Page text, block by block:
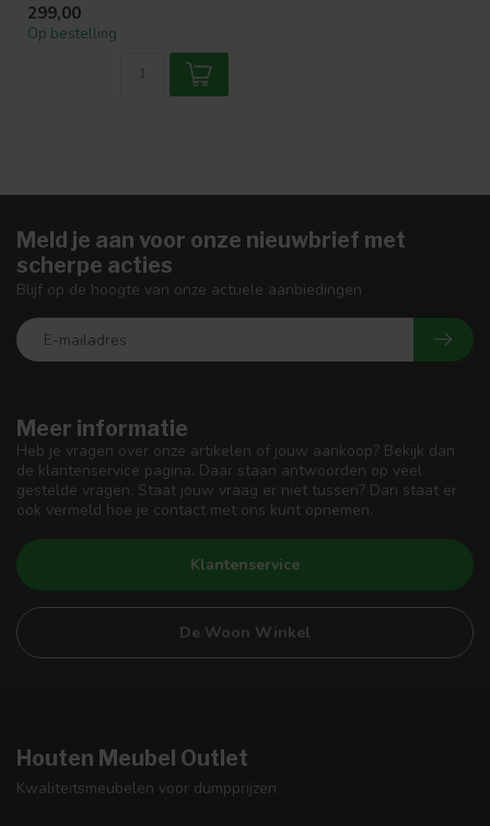
mooie...
299,00
Op bestelling
Meer informatie
Heb je vragen over onze artikelen of jouw aankoop? Bekijk dan
de klantenservice pagina. Daar staan antwoorden op veel
gestelde vragen. Staat jouw vraag er niet tussen? Dan staat er
ook vermeld hoe je contact met ons kunt opnemen.
Klantenservice
De Woon Winkel
Meld je aan voor onze nieuwbrief met
scherpe acties
Blijf op de hoogte van onze actuele aanbiedingen
Houten Meubel Outlet
Kwaliteitsmeubelen voor dumpprijzen